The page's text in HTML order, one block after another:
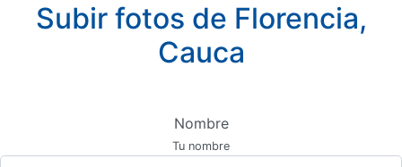
Subir fotos de Florencia,
Cauca
Nombre
Tu nombre